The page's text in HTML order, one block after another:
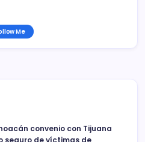
Me
convenio con Tijuana